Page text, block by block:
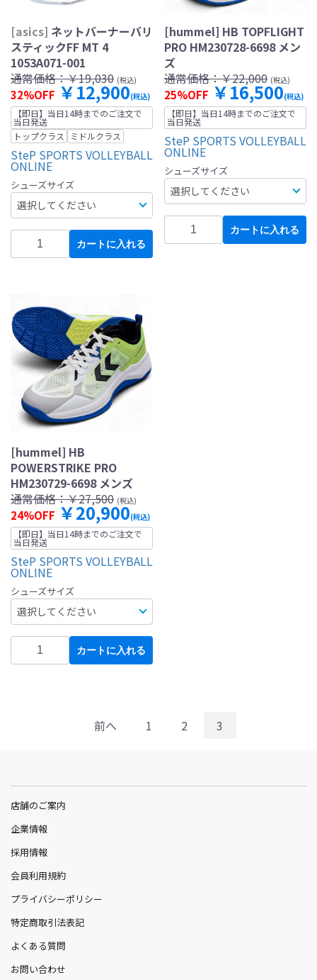
[asics] ネットバーナーバリ
スティックFF MT 4
1053A071-001
通常価格：￥19,030 (税込)
32%OFF ￥12,900(税込)
【即日】当日14時までのご注文で
当日発送
トップクラス
ミドルクラス
SteP SPORTS VOLLEYBALL
ONLINE
シューズサイズ
カートに入れる
[hummel] HB TOPFLIGHT
PRO HM230728-6698 メン
ズ
通常価格：￥22,000 (税込)
25%OFF ￥16,500(税込)
【即日】当日14時までのご注文で
当日発送
SteP SPORTS VOLLEYBALL
ONLINE
シューズサイズ
カートに入れる
[hummel] HB
POWERSTRIKE PRO
HM230729-6698 メンズ
通常価格：￥27,500 (税込)
24%OFF ￥20,900(税込)
【即日】当日14時までのご注文で
当日発送
SteP SPORTS VOLLEYBALL
ONLINE
シューズサイズ
カートに入れる
前へ 1 2 3
店舗のご案内
企業情報
採用情報
会員利用規約
プライバシーポリシー
特定商取引法表記
よくある質問
お問い合わせ